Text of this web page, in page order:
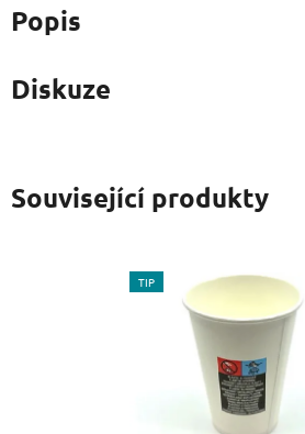
Popis
Diskuze
Související produkty
TIP